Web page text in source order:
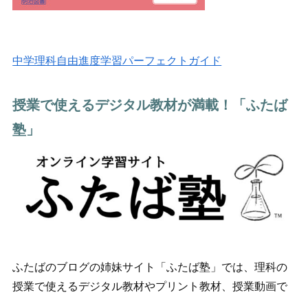
中学理科自由進度学習パーフェクトガイド
授業で使えるデジタル教材が満載！「ふたば
塾」
ふたばのブログの姉妹サイト「ふたば塾」では、理科の
授業で使えるデジタル教材やプリント教材、授業動画で